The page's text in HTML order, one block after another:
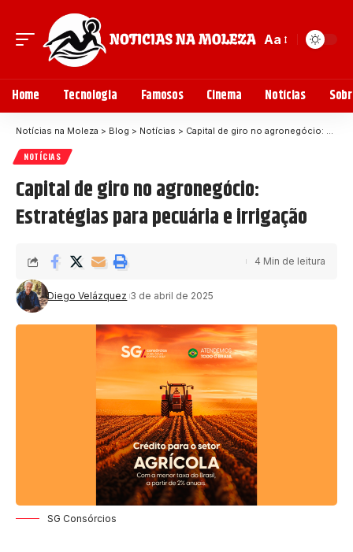
Aa
Home Tecnologia Famosos Cinema Notícias
Notícias na Moleza > Blog > Notícias > Capital de giro no agronegócio: Estratégias para pecuária e irrigação
NOTÍCIAS
Capital de giro no agronegócio:
Estratégias para pecuária e irrigação
Diego Velázquez 3 de abril de 2025
4 Min de leitura
SG Consórcios